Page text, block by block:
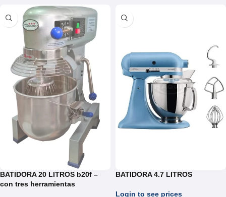
BATIDORA 20 LITROS b20f –
con tres herramientas
BATIDORA 4.7 LITROS
Login to see prices